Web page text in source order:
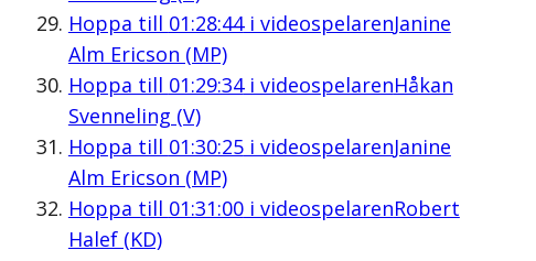
Hoppa till 01:28:44i videospelarenJanine
Alm Ericson (MP)
Hoppa till 01:29:34i videospelarenHåkan
Svenneling (V)
Hoppa till 01:30:25i videospelarenJanine
Alm Ericson (MP)
Hoppa till 01:31:00i videospelarenRobert
Halef (KD)